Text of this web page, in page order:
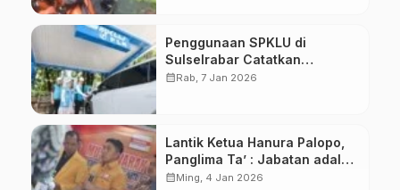
Penggunaan SPKLU di
Sulselrabar Catatkan
Kenaikan Tiga Kali Lipat di
calendar_monthRab, 7 Jan 2026
Lantik Ketua Hanura Palopo,
Panglima Ta’ : Jabatan adalah
amanah siap dipertanggung
calendar_monthMing, 4 Jan 2026